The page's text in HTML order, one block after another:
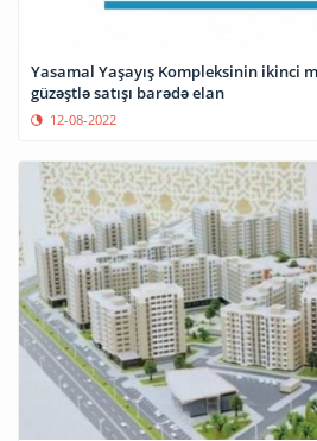
Yasamal Yaşayış Kompleksinin ikinci
güzəştlə satışı barədə elan
12-08-2022